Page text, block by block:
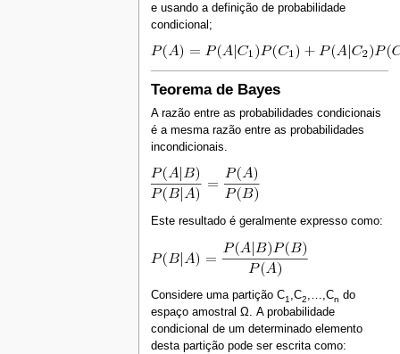
e usando a definição de probabilidade
condicional;
Teorema de Bayes
A razão entre as probabilidades condicionais
é a mesma razão entre as probabilidades
incondicionais.
Este resultado é geralmente expresso como:
Considere uma partição C1 ,C2,…,Cn do
espaço amostral Ω. A probabilidade
condicional de um determinado elemento
desta partição pode ser escrita como: